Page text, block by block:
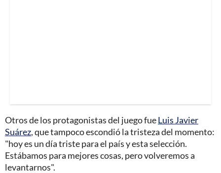
Otros de los protagonistas del juego fueLuis Javier
Suárez, que tampoco escondió la tristeza del momento:
"hoy es un día triste para el país y esta selección.
Estábamos para mejores cosas, pero volveremos a
levantarnos".